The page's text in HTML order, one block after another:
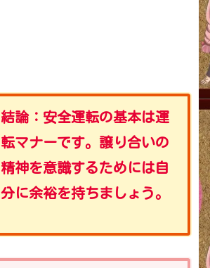
結論：安全運転の基本は運
転マナーです。譲り合いの
精神を意識するためには自
分に余裕を持ちましょう。